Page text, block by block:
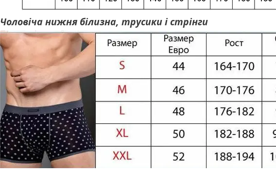
Чоловіча нижня білизна, трусики і стрінги